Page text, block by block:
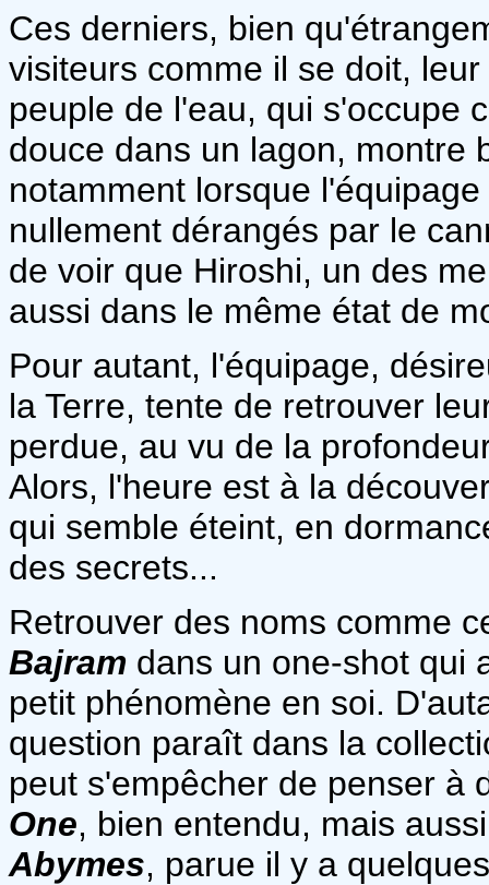
Ces derniers, bien
visiteurs comme il se doit,
peuple de l'eau, qui s'occupe
douce dans un lagon, montre
notamment lorsque
nullement dérangés par le
de voir que Hiroshi, un des
aussi dans le même état de
Pour autant, l'équipage,
la Terre, tente de retrouver
perdue, au vu de la
Alors, l'heure est à la
qui semble éteint, en
des secrets...
Retrouver des noms comme
Bajram dans un one-shot qui
petit phénomène en soi.
question paraît dans la
peut s'empêcher de penser à
One, bien entendu, mais
Abymes, parue il y a